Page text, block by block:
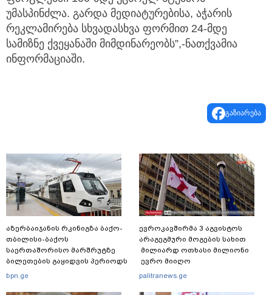
უმასპინძლა. გარდა მედიატურებისა, აჭარის
რეკლამირება სხვადასხვა ფორმით 24-მდე
სამიზნე ქვეყანაში მიმდინარეობს”,-ნათქვამია
ინფორმაციაში.
გაზიარება
აზერბაიჯანის რკინიგზა ბაქო-
თბილისი-ბაქოს
საერთაშორისო მარშრუტზე
ბილეთების გაყიდვის პერიოდს
ახანგრძლივებს
bpn.ge
ევროკავშირმა 3 აგვისტოს
არაგეგმური მოგების სახით
მილიარდ ოთხასი მილიონი
ევრო მიიღო
palitranews.ge